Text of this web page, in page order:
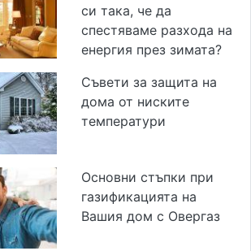
си така, че да
спестяваме разхода на
енергия през зимата?
Съвети за защита на
дома от ниските
температури
Основни стъпки при
газификацията на
Вашия дом с Овергаз